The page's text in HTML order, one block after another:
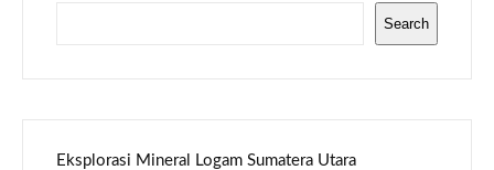
Search
Eksplorasi Mineral Logam Sumatera Utara